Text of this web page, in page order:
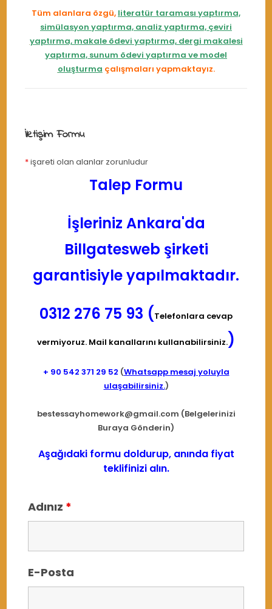
Tüm alanlara özgü, literatür taraması yaptırma,
simülasyon yaptırma, analiz yaptırma, çeviri
yaptırma, makale ödevi yaptırma, dergi makalesi
yaptırma, sunum ödevi yaptırma ve model
oluşturma çalışmaları yapmaktayız.
İletişim Formu
*işareti olan alanlar zorunludur
Talep Formu
İşleriniz Ankara'da
Billgatesweb şirketi
garantisiyle yapılmaktadır.
0312 276 75 93 (Telefonlara cevap
vermiyoruz. Mail kanallarını kullanabilirsiniz.)
+ 90 542 371 29 52 (Whatsapp mesaj yoluyla
ulaşabilirsiniz.)
bestessayhomework@gmail.com (Belgelerinizi
Buraya Gönderin)
Aşağıdaki formu doldurup, anında fiyat
teklifinizi alın.
Adınız *
E-Posta